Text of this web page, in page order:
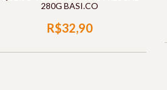
280G BASI.CO
R$32,90